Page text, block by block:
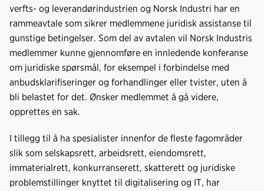
verfts- og leverandørindustrien og Norsk Industri har en
rammeavtale som sikrer medlemmene juridisk assistanse til
gunstige betingelser. Som del av avtalen vil Norsk Industris
medlemmer kunne gjennomføre en innledende konferanse
om juridiske spørsmål, for eksempel i forbindelse med
anbudsklarifiseringer og forhandlinger eller tvister, uten å
bli belastet for det. Ønsker medlemmet å gå videre,
opprettes en sak.
I tillegg til å ha spesialister innenfor de fleste fagområder
slik som selskapsrett, arbeidsrett, eiendomsrett,
immaterialrett, konkurranserett, skatterett og juridiske
problemstillinger knyttet til digitalisering og IT, har